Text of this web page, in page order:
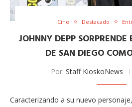
Cine Destacado
JOHNNY DEPP
DE SAN DIEGO
Por: Staff KioskoNews
Caracterizando a su nuevo